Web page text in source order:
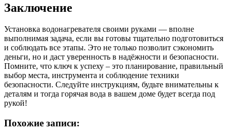
Заключение
Установка водонагревателя своими руками — вполне
выполнимая задача, если вы готовы тщательно подготовиться
и соблюдать все этапы. Это не только позволит сэкономить
деньги, но и даст уверенность в надёжности и безопасности.
Помните, что ключ к успеху – это планирование, правильный
выбор места, инструмента и соблюдение техники
безопасности. Следуйте инструкциям, будьте внимательны к
деталям и тогда горячая вода в вашем доме будет всегда под
рукой!
Похожие записи: